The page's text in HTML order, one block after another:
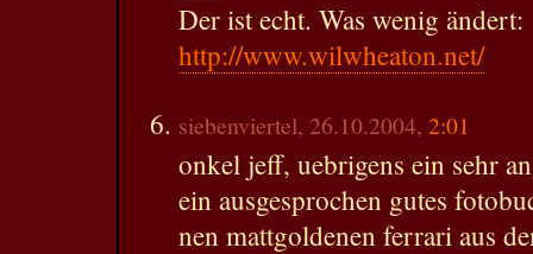
Der ist echt. Was wenig ändert:
http://www.wilwheaton.net/
siebenviertel, 26.10.2004, 2:01
onkel jeff, uebrigens ein sehr
ein ausgesprochen gutes
nen mattgoldenen ferrari aus